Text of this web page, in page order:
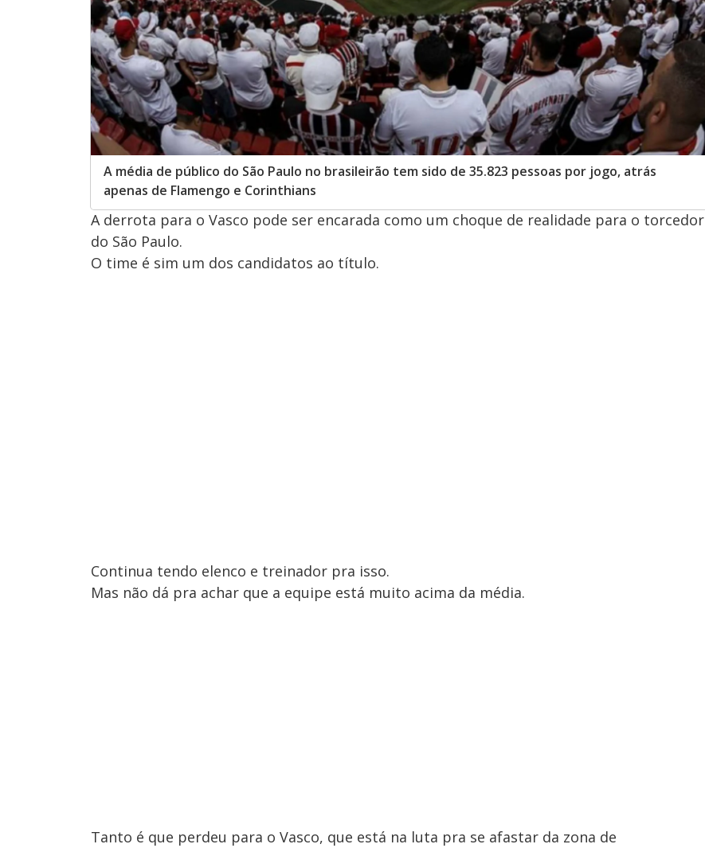
A média de público do São Paulo no brasileirão tem sido de 35.823 pessoas por jogo, atrás
apenas de Flamengo e Corinthians
A derrota para o Vasco pode ser encarada como um choque de realidade para o torcedor
do São Paulo.
O time é sim um dos candidatos ao título.
Continua tendo elenco e treinador pra isso.
Mas não dá pra achar que a equipe está muito acima da média.
Tanto é que perdeu para o Vasco, que está na luta pra se afastar da zona de